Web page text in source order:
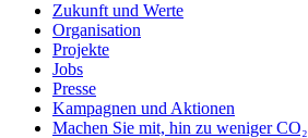
Zukunft und Werte
Organisation
Projekte
Jobs
Presse
Kampagnen und Aktionen
Machen Sie mit, hin zu weniger CO₂